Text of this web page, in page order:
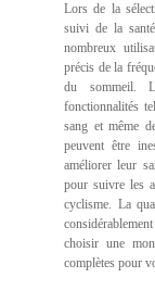
Lors de la
suivi de la
nombreux
précis de la
du sommeil.
fonctionnalités
sang et même
peuvent être
améliorer leur
pour suivre les
cyclisme. La
choisir une
complètes pour